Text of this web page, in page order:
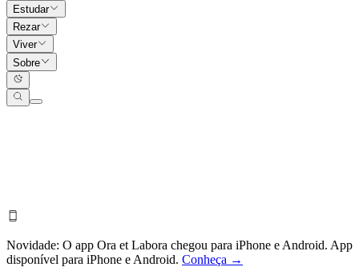
Estudar
Rezar
Viver
Sobre
Novidade: O app Ora et Labora chegou para iPhone e Android. App
disponível para iPhone e Android. Conheça →